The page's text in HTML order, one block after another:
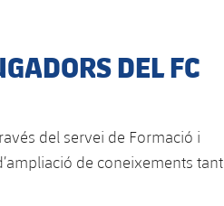
DEL FC
del servei de Formació i
de coneixements tant